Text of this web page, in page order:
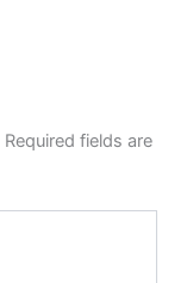
Required fields are